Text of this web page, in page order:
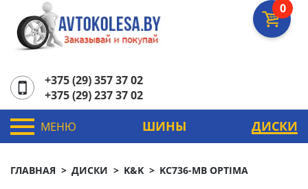
0
+375 (29) 357 37 02
+375 (29) 237 37 02
МЕНЮ ШИНЫ ДИСКИ
ГЛАВНАЯ ДИСКИ K&K KC736-MB OPTIMA